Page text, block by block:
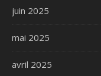
juin 2025
mai 2025
avril 2025